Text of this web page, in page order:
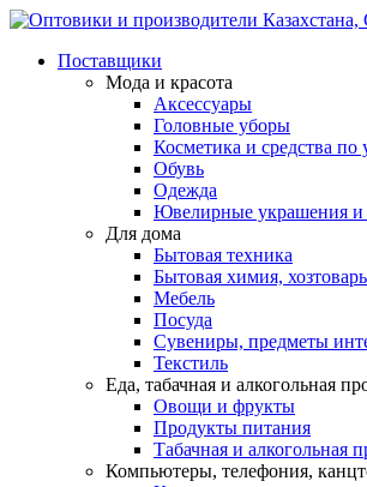
Поставщики
Мода и красота
Аксессуары
Головные уборы
Косметика и средства по
Обувь
Одежда
Ювелирные украшения и
Для дома
Бытовая техника
Бытовая химия,
Мебель
Посуда
Сувениры, предметы
Текстиль
Еда, табачная и алкогольная
Овощи и фрукты
Продукты питания
Табачная и алкогольная
Компьютеры, телефония,